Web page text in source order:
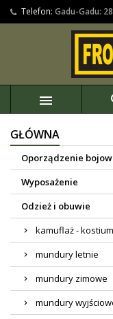
Telefon: Gadu-Gadu:

GŁÓWNA
Oporządzenie
Wyposażenie
Odzież i obuwie
kamuflaż -
mundury letnie
mundury zimowe
mundury